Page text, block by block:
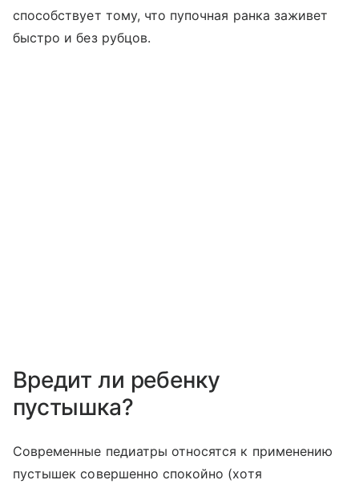
способствует тому, что пупочная ранка заживет
быстро и без рубцов.
Вредит ли ребенку
пустышка?
Современные педиатры относятся к применению
пустышек совершенно спокойно (хотя